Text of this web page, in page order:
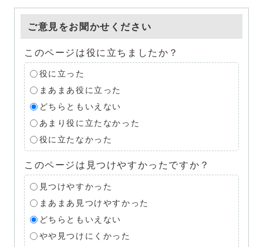
ご意見をお聞かせください
このページは役に立ちましたか？
役に立った
まあまあ役に立った
どちらともいえない
あまり役に立たなかった
役に立たなかった
このページは見つけやすかったですか？
見つけやすかった
まあまあ見つけやすかった
どちらともいえない
やや見つけにくかった